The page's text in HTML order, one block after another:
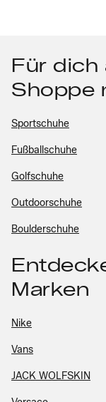
Für dich
Shoppe
Sportschuhe
Fußballschuhe
Golfschuhe
Outdoorschuhe
Boulderschuhe
Marken
Nike
Vans
JACK WOLFSKIN